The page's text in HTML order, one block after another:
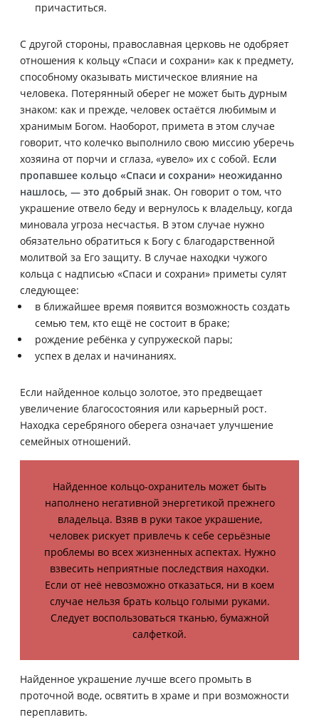
причаститься.
С другой стороны, православная церковь не одобряет
отношения к кольцу «Спаси и сохрани» как к предмету,
способному оказывать мистическое влияние на
человека. Потерянный оберег не может быть дурным
знаком: как и прежде, человек остаётся любимым и
хранимым Богом. Наоборот, примета в этом случае
говорит, что колечко выполнило свою миссию уберечь
хозяина от порчи и сглаза, «увело» их с собой. Если
пропавшее кольцо «Спаси и сохрани» неожиданно
нашлось, — это добрый знак. Он говорит о том, что
украшение отвело беду и вернулось к владельцу, когда
миновала угроза несчастья. В этом случае нужно
обязательно обратиться к Богу с благодарственной
молитвой за Его защиту. В случае находки чужого
кольца с надписью «Спаси и сохрани» приметы сулят
следующее:
в ближайшее время появится возможность создать
семью тем, кто ещё не состоит в браке;
рождение ребёнка у супружеской пары;
успех в делах и начинаниях.
Если найденное кольцо золотое, это предвещает
увеличение благосостояния или карьерный рост.
Находка серебряного оберега означает улучшение
семейных отношений.
Найденное кольцо-охранитель может быть
наполнено негативной энергетикой прежнего
владельца. Взяв в руки такое украшение,
человек рискует привлечь к себе серьёзные
проблемы во всех жизненных аспектах. Нужно
взвесить неприятные последствия находки.
Если от неё невозможно отказаться, ни в коем
случае нельзя брать кольцо голыми руками.
Следует воспользоваться тканью, бумажной
салфеткой.
Найденное украшение лучше всего промыть в
проточной воде, освятить в храме и при возможности
переплавить.